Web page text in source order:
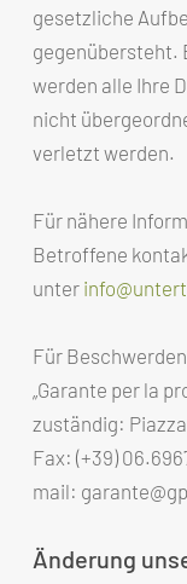
gesetzliche
gegenübersteht.
werden alle Ihre
nicht
verletzt werden.
Für nähere
Betroffene
unter
Für
„Garante per la
zuständig: Piazza
Fax: (+39)
mail:
Änderung